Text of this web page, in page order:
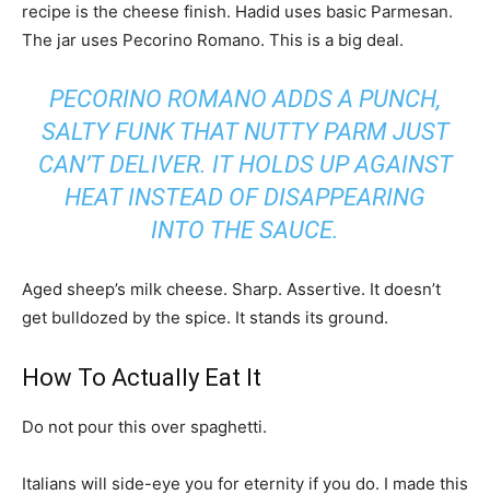
recipe is the cheese finish. Hadid uses basic Parmesan.
The jar uses Pecorino Romano. This is a big deal.
PECORINO ROMANO ADDS A PUNCH,
SALTY FUNK THAT NUTTY PARM JUST
CAN’T DELIVER. IT HOLDS UP AGAINST
HEAT INSTEAD OF DISAPPEARING
INTO THE SAUCE.
Aged sheep’s milk cheese. Sharp. Assertive. It doesn’t
get bulldozed by the spice. It stands its ground.
How To Actually Eat It
Do not pour this over spaghetti.
Italians will side-eye you for eternity if you do. I made this